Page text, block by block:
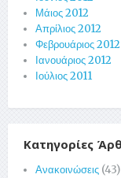
Μάιος 2012
Απρίλιος 2012
Φεβρουάριος 2012
Ιανουάριος 2012
Ιούλιος 2011
Κατηγορίες
Ανακοινώσεις (43)